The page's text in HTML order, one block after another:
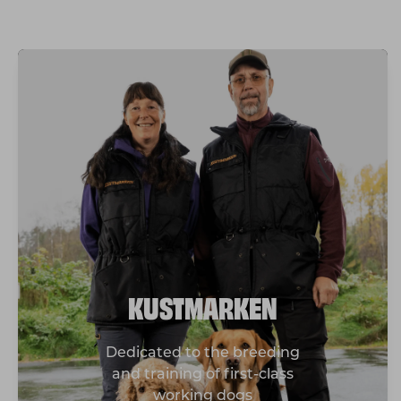
KUSTMARKEN
Dedicated to the breeding
and training of first-class
working dogs